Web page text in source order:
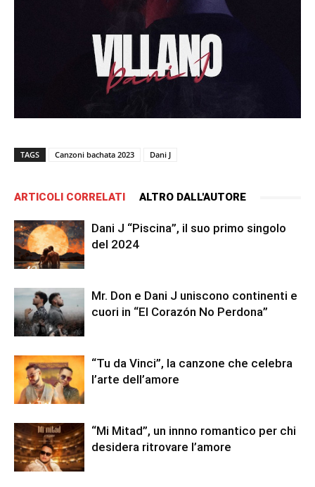
TAGS Canzoni bachata 2023 Dani J
ARTICOLI CORRELATI ALTRO DALL'AUTORE
Dani J “Piscina”, il suo primo singolo
del 2024
Mr. Don e Dani J uniscono continenti e
cuori in “El Corazón No Perdona”
“Tu da Vinci”, la canzone che celebra
l’arte dell’amore
“Mi Mitad”, un innno romantico per chi
desidera ritrovare l’amore